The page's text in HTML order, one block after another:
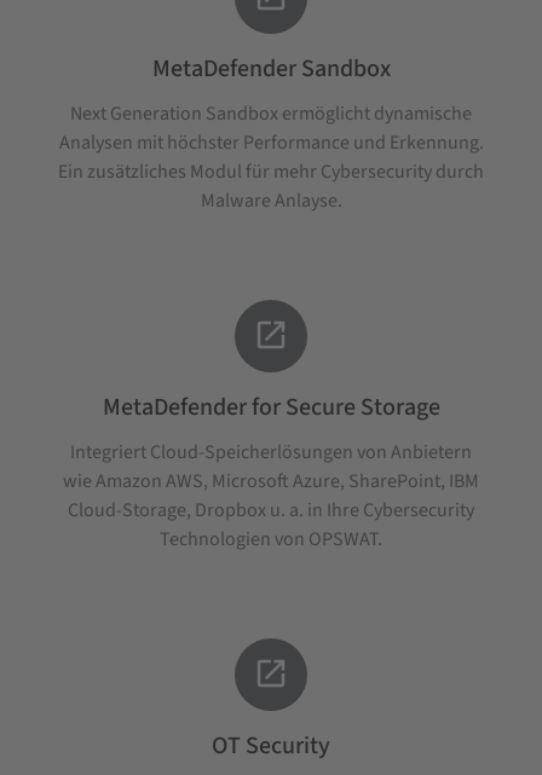
MetaDefender Sandbox
Next Generation Sandbox ermöglicht dynamische
Analysen mit höchster Performance und Erkennung.
Ein zusätzliches Modul für mehr Cybersecurity durch
Malware Anlayse.

MetaDefender for Secure Storage
Integriert Cloud-Speicherlösungen von Anbietern
wie Amazon AWS, Microsoft Azure, SharePoint, IBM
Cloud-Storage, Dropbox u. a. in Ihre Cybersecurity
Technologien von OPSWAT.

OT Security